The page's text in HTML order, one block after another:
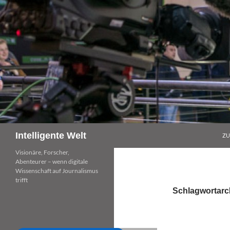
Zum
Inhalt
springen
Intelligente Welt
Visionäre, Forscher,
Abenteurer – wenn digitale
Wissenschaft auf Journalismus
trifft